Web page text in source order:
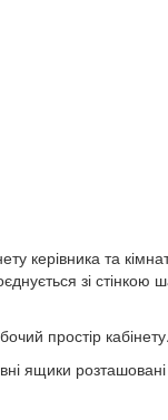
керівника та
зі стінкою
простір кабінету.
ящики розташовані